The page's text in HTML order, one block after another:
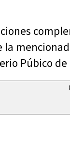
la
Púbico de